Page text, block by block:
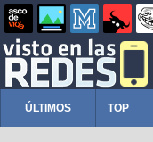
ÚLTIMOS TOP